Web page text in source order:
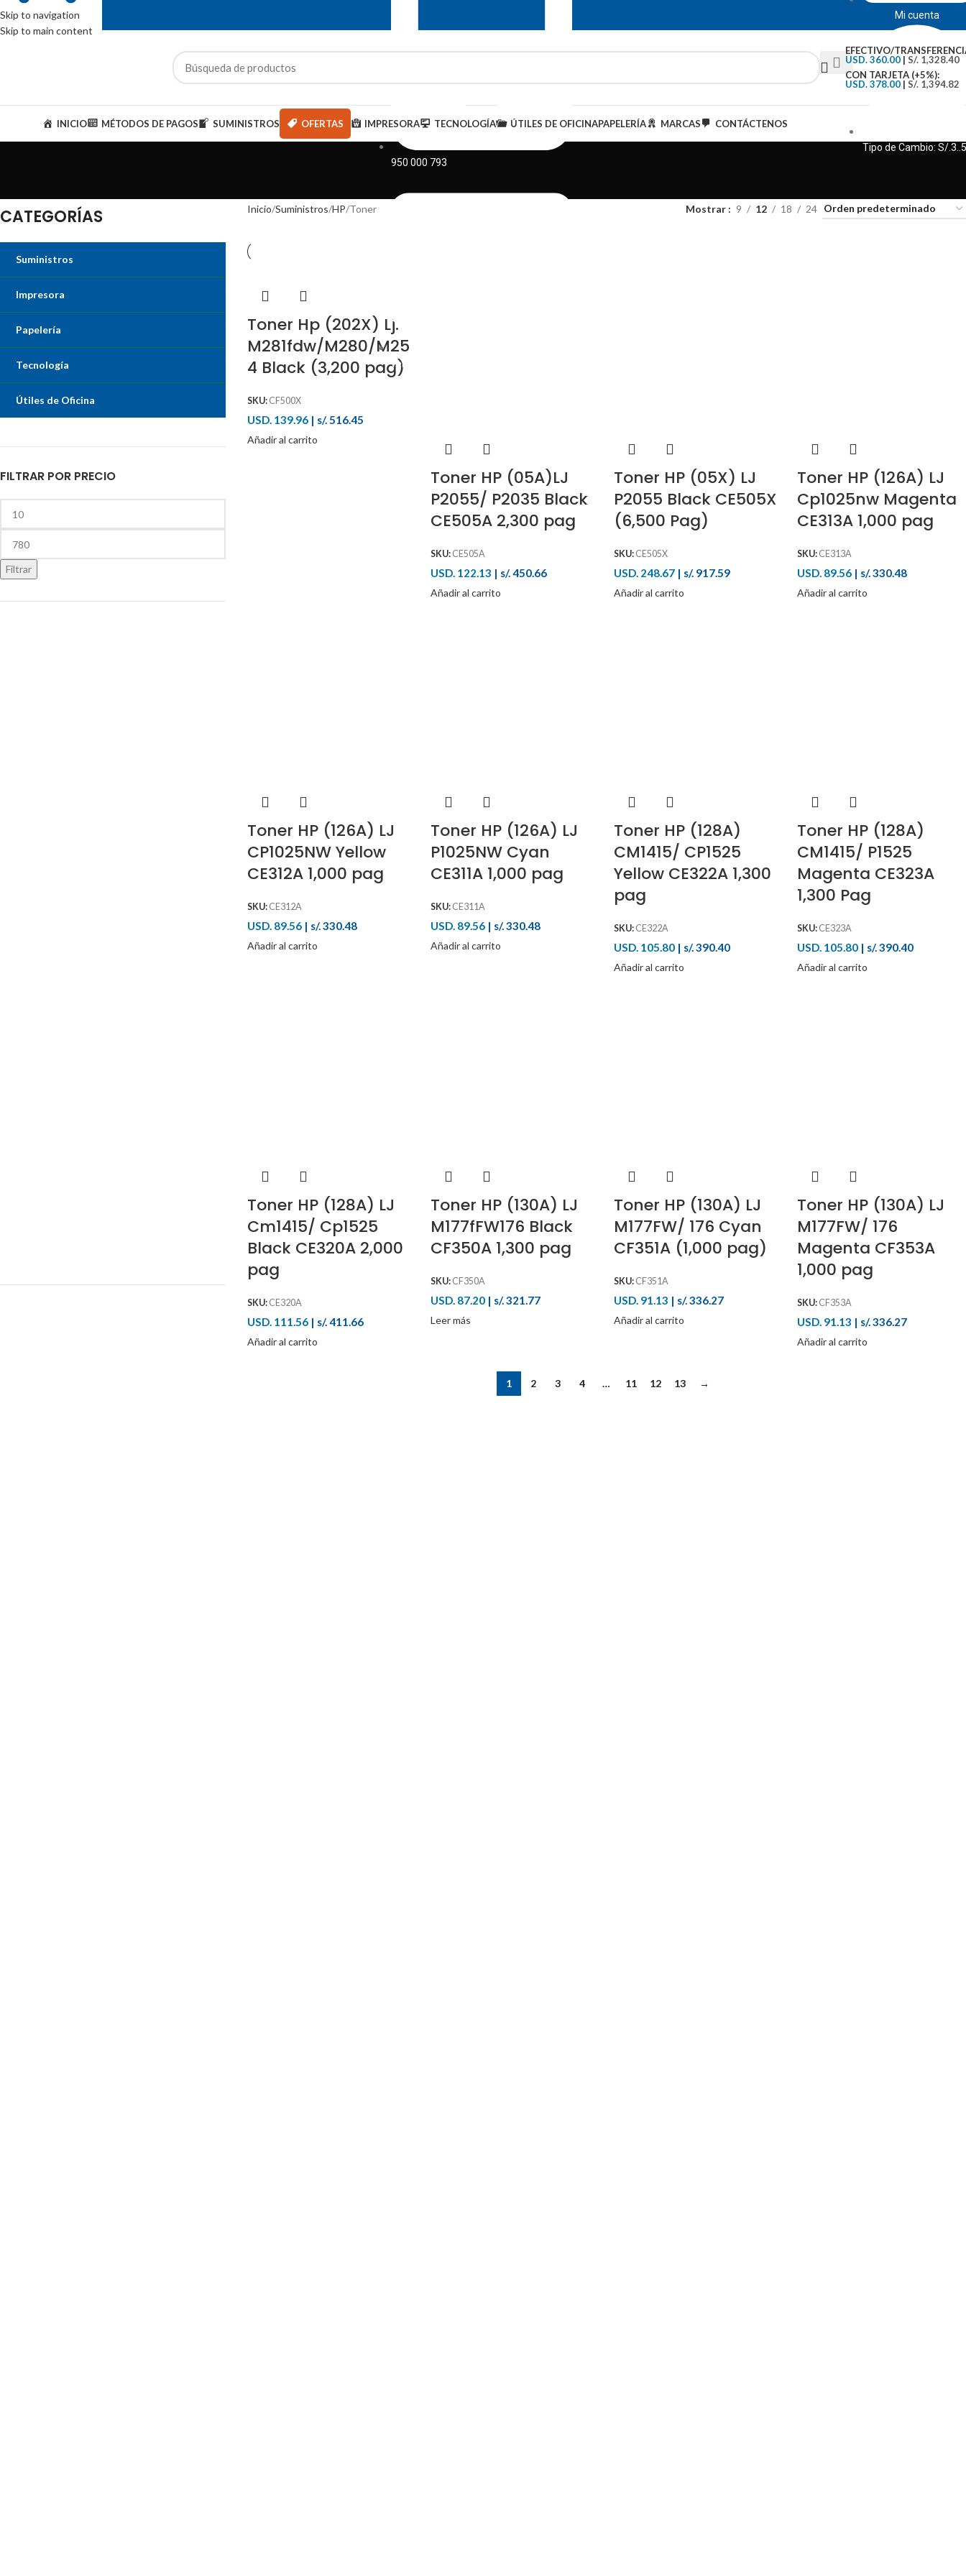
Skip to navigation
Skip to main content
950 000 793
ventas@jsuministros.com
Mi cuenta
Tipo de Cambio: S/
EFECTIVO/
USD. 360.00 | S/. 1,328.40
CON TARJETA (+5%):
USD. 378.00 | S/. 1,394.82
INICIO MÉTODOS DE PAGOS SUMINISTROS OFERTAS IMPRESORA TECNOLOGÍA ÚTILES DE OFICINAPAPELERÍA MARCAS CONTÁCTENOS
CATEGORÍAS
Suministros
Impresora
Papelería
Tecnología
Útiles de Oficina
FILTRAR POR PRECIO
Filtrar
Inicio Suministros HP Toner Mostrar 9 12 18 24
Toner Hp (202X) Lj.
M281fdw/M280/M25
4 Black (3,200 pag)
SKU: CF500X
USD. 139.96| s/. 516.45
Añadir al carrito
Toner HP (05A)LJ
P2055/ P2035 Black
CE505A 2,300 pag
SKU: CE505A
USD. 122.13 | s/. 450.66
Añadir al carrito
Toner HP (05X) LJ
P2055 Black CE505X
(6,500 Pag)
SKU: CE505X
USD. 248.67| s/. 917.59
Añadir al carrito
Toner HP (126A) LJ
Cp1025nw Magenta
CE313A 1,000 pag
SKU: CE313A
USD. 89.56| s/. 330.48
Añadir al carrito
Toner HP (126A) LJ
CP1025NW Yellow
CE312A 1,000 pag
SKU: CE312A
USD. 89.56| s/. 330.48
Añadir al carrito
Toner HP (126A) LJ
P1025NW Cyan
CE311A 1,000 pag
SKU: CE311A
USD. 89.56| s/. 330.48
Añadir al carrito
Toner HP (128A)
CM1415/ CP1525
Yellow CE322A 1,300
pag
SKU: CE322A
USD. 105.80| s/. 390.40
Añadir al carrito
Toner HP (128A)
CM1415/ P1525
Magenta CE323A
1,300 Pag
SKU: CE323A
USD. 105.80| s/. 390.40
Añadir al carrito
Toner HP (128A) LJ
Cm1415/ Cp1525
Black CE320A 2,000
pag
SKU: CE320A
USD. 111.56| s/. 411.66
Añadir al carrito
Toner HP (130A) LJ
M177fFW176 Black
CF350A 1,300 pag
SKU: CF350A
USD. 87.20| s/. 321.77
Leer más
Toner HP (130A) LJ
M177FW/ 176 Cyan
CF351A (1,000 pag)
SKU: CF351A
USD. 91.13 | s/. 336.27
Añadir al carrito
Toner HP (130A) LJ
M177FW/ 176
Magenta CF353A
1,000 pag
SKU: CF353A
USD. 91.13 | s/. 336.27
Añadir al carrito
1 2 3 4 … 11 12 13 →